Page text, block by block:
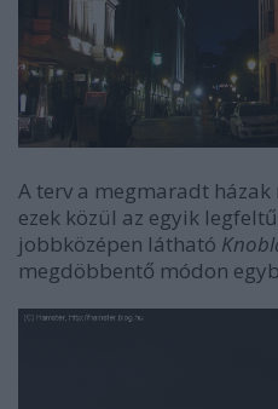
A terv a megmaradt
ezek közül az egyik
jobbközépen látható
megdöbbentő módon